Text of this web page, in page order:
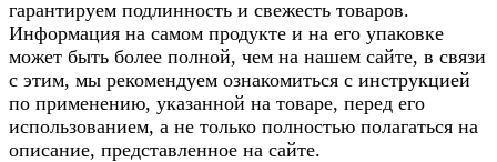
гарантируем подлинность и свежесть товаров.
Информация на самом продукте и на его упаковке
может быть более полной, чем на нашем сайте, в связи
с этим, мы рекомендуем ознакомиться с инструкцией
по применению, указанной на товаре, перед его
использованием, а не только полностью полагаться на
описание, представленное на сайте.